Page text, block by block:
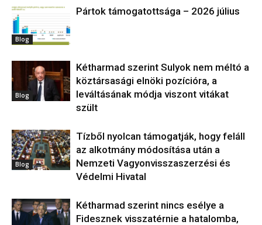
Blog
Pártok támogatottsága – 2026 július
Blog
Kétharmad szerint Sulyok nem méltó a
köztársasági elnöki pozícióra, a
leváltásának módja viszont vitákat
szült
Blog
Tízből nyolcan támogatják, hogy feláll
az alkotmány módosítása után a
Nemzeti Vagyonvisszaszerzési és
Védelmi Hivatal
Kétharmad szerint nincs esélye a
Fidesznek visszatérnie a hatalomba,